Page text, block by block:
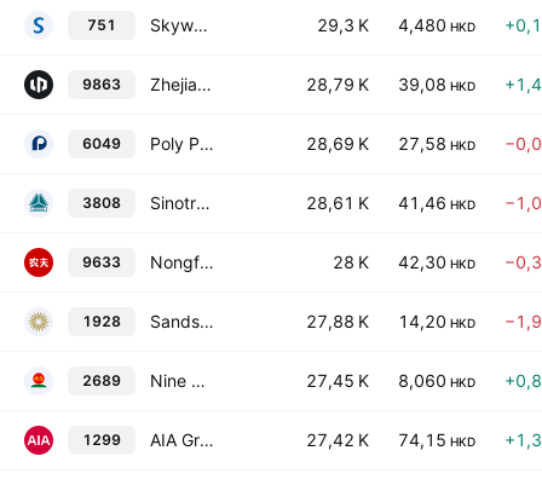
751 Skyworth Group Limited 29,3 K 4,480 HKD
9863 Zhejiang Leapmotor Technology Co., Ltd. Class H 28,79 K 39,08 HKD
6049 Poly Property Services Co., Ltd. Class H 28,69 K 27,58 HKD
3808 Sinotruk Hong Kong Ltd. 28,61 K 41,46 HKD
9633 Nongfu Spring Co., Ltd. Class H 28 K 42,30 HKD
1928 Sands China Ltd. 27,88 K 14,20 HKD
2689 Nine Dragons Paper Holdings Ltd. 27,45 K 8,060 HKD
1299 AIA Group Limited 27,42 K 74,15 HKD